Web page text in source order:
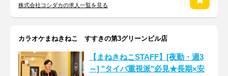
株式会社コシダカの求人一覧を見る
カラオケまねきねこ すすきの第3グリーンビル店
【まねきねこSTAFF】[夜勤・週3
～] "タイパ重視派"必見★長期×安